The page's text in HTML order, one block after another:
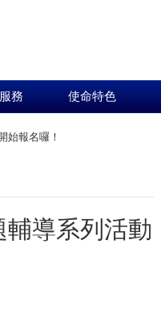
務 使命特色
始報名囉！
導系列活動